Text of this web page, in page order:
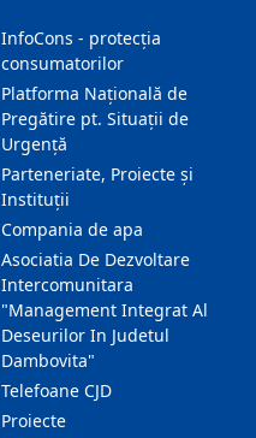
InfoCons - protecția
consumatorilor
Platforma Națională de
Pregătire pt. Situații de
Urgență
Parteneriate, Proiecte și
Instituții
Compania de apa
Asociatia De Dezvoltare
Intercomunitara
"Management Integrat Al
Deseurilor In Judetul
Dambovita"
Telefoane CJD
Proiecte